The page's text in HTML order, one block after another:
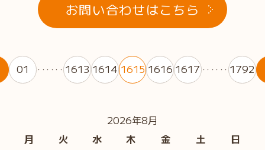
お問い合わせはこちら
01 ・・・・・・ 161316141615 16161617 ・・・・・・ 1792
2026年8月
月
火 水 木 金 土 日